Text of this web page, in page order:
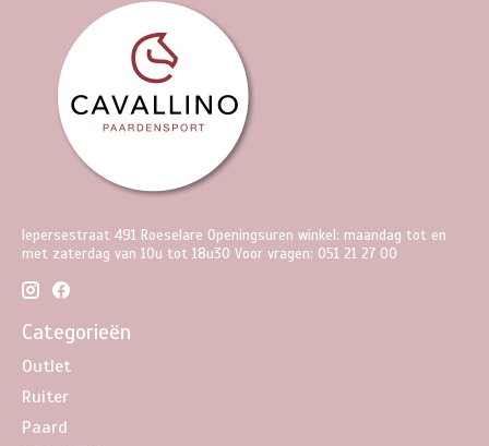
Iepersestraat 491 Roeselare Openingsuren winkel: maandag tot en
met zaterdag van 10u tot 18u30 Voor vragen: 051 21 27 00
Categorieën
Outlet
Ruiter
Paard